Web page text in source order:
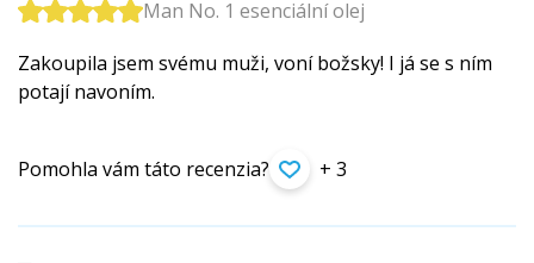
Man No. 1 esenciální olej
Zakoupila jsem svému muži, voní božsky! I já se s ním
potají navoním.
Pomohla vám táto recenzia? + 3